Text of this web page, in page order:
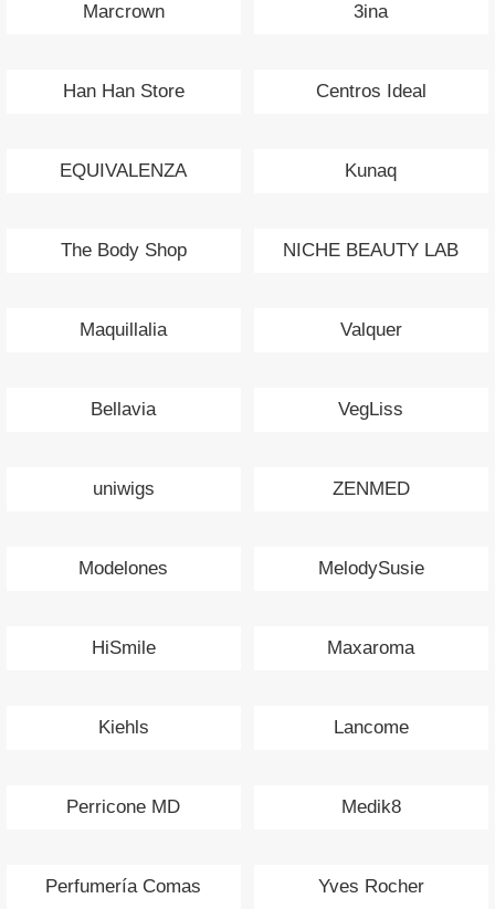
Marcrown 3ina
Han Han Store Centros Ideal
EQUIVALENZA Kunaq
The Body Shop NICHE BEAUTY LAB
Maquillalia Valquer
Bellavia VegLiss
uniwigs ZENMED
Modelones MelodySusie
HiSmile Maxaroma
Kiehls Lancome
Perricone MD Medik8
Perfumería Comas Yves Rocher